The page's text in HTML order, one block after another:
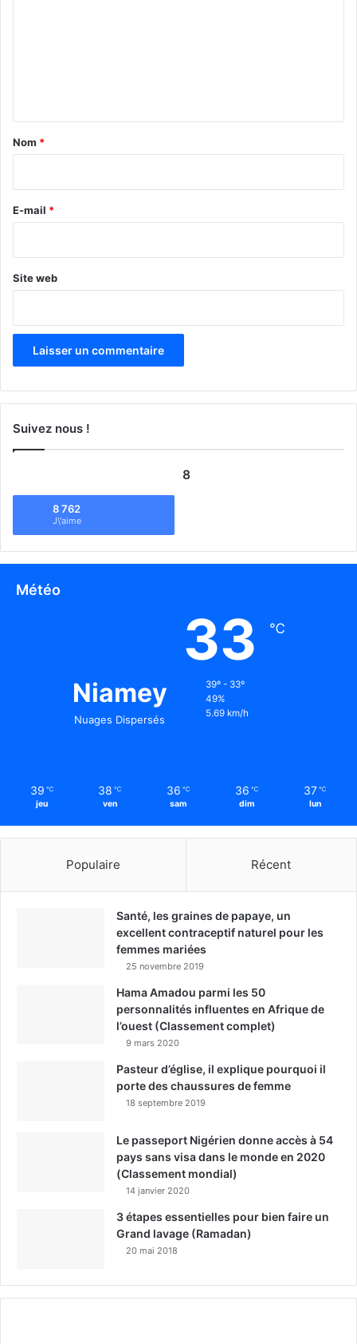
a
e
Nom *
E-mail *
Site web
Suivez nous !
8
8 762
J\'aime
Météo
Niamey
Nuages Dispersés
33 ℃
39º - 33º
49%
5.69 km/h
39 ℃
jeu
38 ℃
ven
36 ℃
sam
36 ℃
dim
37 ℃
lun
Populaire Récent
Santé, les graines de papaye, un
excellent contraceptif naturel pour les
femmes mariées
25 novembre 2019
Hama Amadou parmi les 50
personnalités influentes en Afrique de
l’ouest (Classement complet)
9 mars 2020
Pasteur d’église, il explique pourquoi il
porte des chaussures de femme
18 septembre 2019
Le passeport Nigérien donne accès à 54
pays sans visa dans le monde en 2020
(Classement mondial)
14 janvier 2020
3 étapes essentielles pour bien faire un
Grand lavage (Ramadan)
20 mai 2018